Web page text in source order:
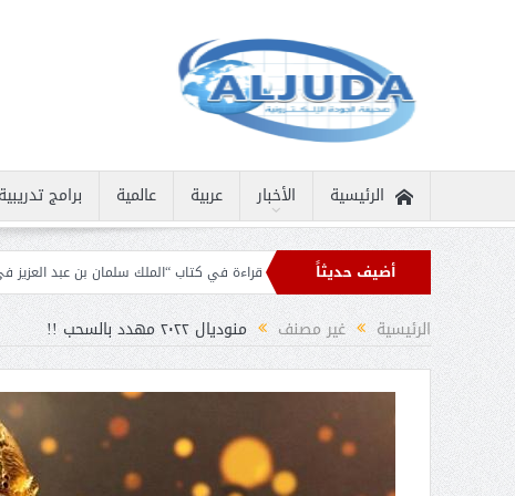
الرئيسية الأخبار عربية عالمية برامج تدريبية
أضيف حديثاً في واحة الإبداع قراءة في كتاب “الملك سلمان بن عبد العزيز في عيون الباحثين
الإسلامية بمناسبة عيد الفطر
الرئيسية غير مصنف منوديال ٢٠٢٢ مهدد بالسحب !!